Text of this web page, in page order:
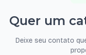
Quer um
Deixe seu contato